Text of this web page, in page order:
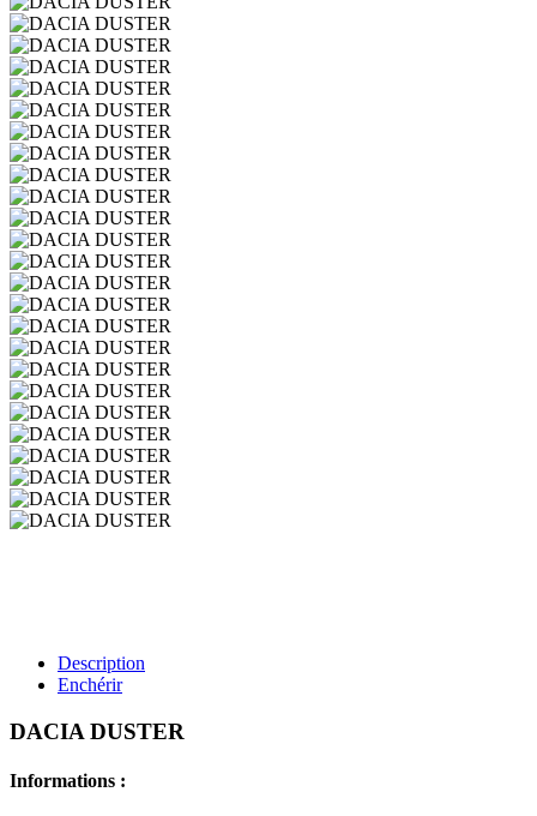
Description
Enchérir
DACIA DUSTER
Informations :